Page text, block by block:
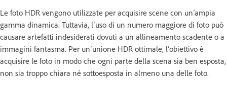
Le foto HDR vengono utilizzate per acquisire scene con un’ampia
gamma dinamica. Tuttavia, l’uso di un numero maggiore di foto può
causare artefatti indesiderati dovuti a un allineamento scadente o a
immagini fantasma. Per un’unione HDR ottimale, l’obiettivo è
acquisire le foto in modo che ogni parte della scena sia ben esposta,
non sia troppo chiara né sottoesposta in almeno una delle foto.